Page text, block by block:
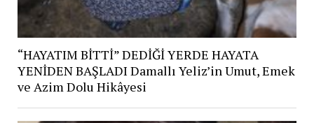
“HAYATIM BİTTİ” DEDİĞİ YERDE HAYATA
YENİDEN BAŞLADI Damallı Yeliz’in Umut, Emek
ve Azim Dolu Hikâyesi